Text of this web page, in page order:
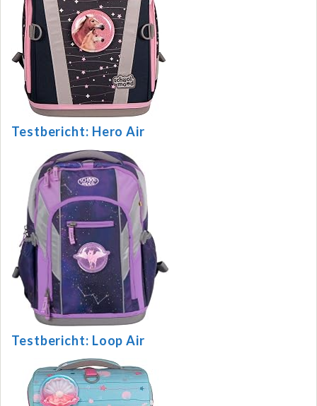
Testbericht: Hero Air
Testbericht: Loop Air